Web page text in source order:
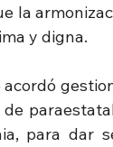
la
y digna.
acordó
de
para dar